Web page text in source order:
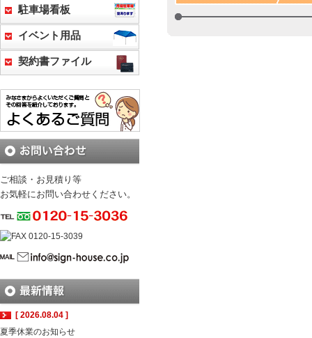
駐車場看板
イベント用品
契約書ファイル
ご相談・お見積り等
お気軽にお問い合わせください。
[ 2026.08.04 ]
夏季休業のお知らせ